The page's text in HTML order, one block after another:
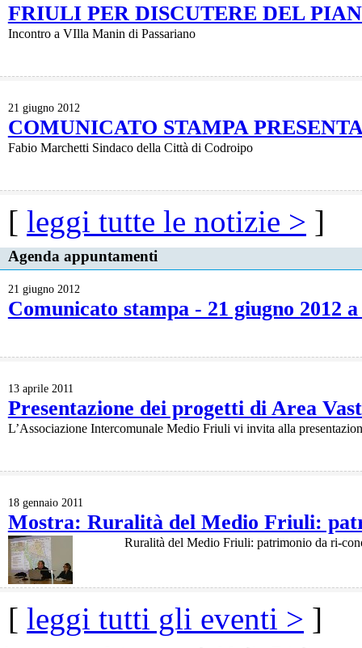
FRIULI PER DISCUTERE DEL
Incontro a VIlla Manin di Passariano
21 giugno 2012
COMUNICATO STAMPA
Fabio Marchetti Sindaco della Città di Codroipo
[ leggi tutte le notizie > ]
Agenda appuntamenti
21 giugno 2012
Comunicato stampa - 21 giugno 2012
13 aprile 2011
Presentazione dei progetti di Area
L’Associazione Intercomunale Medio Friuli vi invita alla
18 gennaio 2011
Mostra: Ruralità del Medio Friuli:
Ruralità del Medio Friuli: patrimonio da ri-
[ leggi tutti gli eventi > ]